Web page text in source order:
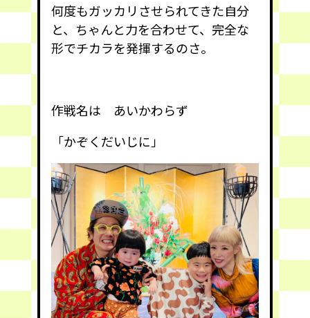
何度もガッカリさせられてきた自分
と、ちゃんと力を合わせて、完全な
形でチカラを発揮するのさ。
作戦名は あいかわらず
「かぞくだいじに」